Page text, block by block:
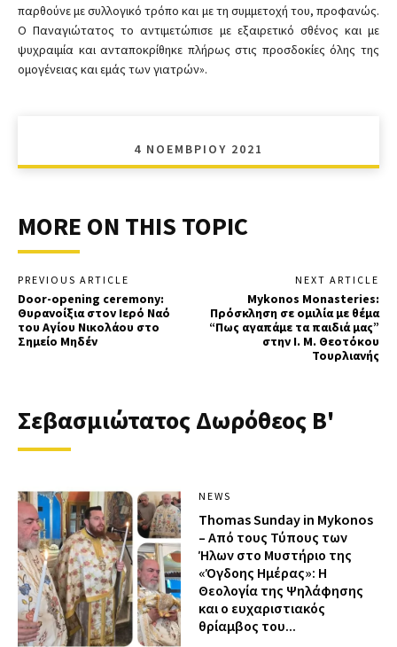
παρθούνε με συλλογικό τρόπο και με τη συμμετοχή του, προφανώς.
Ο Παναγιώτατος το αντιμετώπισε με εξαιρετικό σθένος και με
ψυχραιμία και ανταποκρίθηκε πλήρως στις προσδοκίες όλης της
ομογένειας και εμάς των γιατρών».
4 ΝΟΕΜΒΡΊΟΥ 2021
MORE ON THIS TOPIC
PREVIOUS ARTICLE
Door-opening ceremony:
Θυρανοίξια στον Ιερό Ναό
του Αγίου Νικολάου στο
Σημείο Μηδέν
NEXT ARTICLE
Mykonos Monasteries:
Πρόσκληση σε ομιλία με θέμα
“Πως αγαπάμε τα παιδιά μας”
στην Ι. Μ. Θεοτόκου
Τουρλιανής
Σεβασμιώτατος Δωρόθεος Β'
NEWS
Thomas Sunday in Mykonos
– Από τους Τύπους των
Ήλων στο Μυστήριο της
«Όγδοης Ημέρας»: Η
Θεολογία της Ψηλάφησης
και ο ευχαριστιακός
θρίαμβος του...